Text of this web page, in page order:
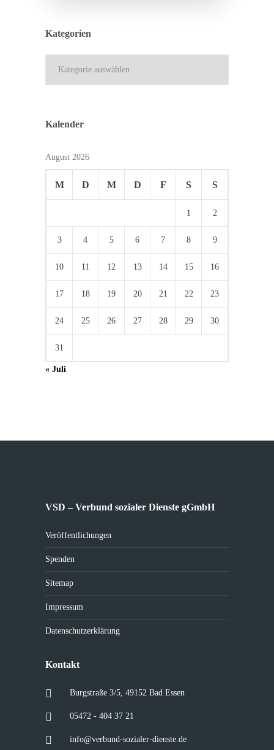
Kategorien
Kalender
August 2026
M D M D F S S
1 2
3 4 5 6 7 8 9
10 11 12 13 14 15 16
17 18 19 20 21 22 23
24 25 26 27 28 29 30
31
« Juli
VSD – Verbund sozialer Dienste gGmbH
Veröffentlichungen
Spenden
Sitemap
Impressum
Datenschutzerklärung
Kontakt
Burgstraße 3/5, 49152 Bad Essen
05472 - 404 37 21
info@verbund-sozialer-dienste.de